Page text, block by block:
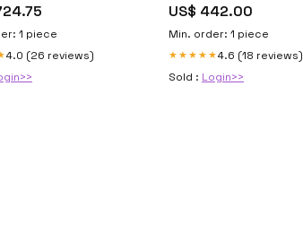
1 piece
4.0 (26 reviews)
US$ 442.00
Min. order: 1 piece
★★★★★4.6 (18 reviews)
Sold : Login>>